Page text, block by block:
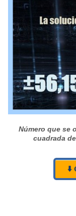
Número que se
cuadrada
⬇️